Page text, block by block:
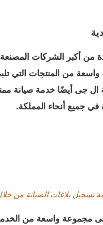
أكبر الشركات المصنعة
من المنتجات التي
جى أيضًا خدمة صيانة
في جميع أنحاء المملكة.
تسجيل بلاغات الصيانة من
مجموعة واسعة من